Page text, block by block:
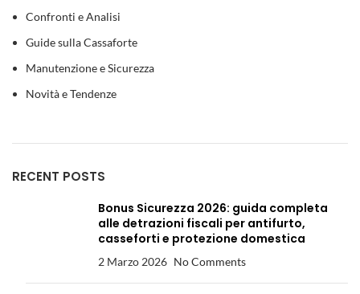
Confronti e Analisi
Guide sulla Cassaforte
Manutenzione e Sicurezza
Novità e Tendenze
RECENT POSTS
Bonus Sicurezza 2026: guida completa
alle detrazioni fiscali per antifurto,
casseforti e protezione domestica
2 Marzo 2026 No Comments